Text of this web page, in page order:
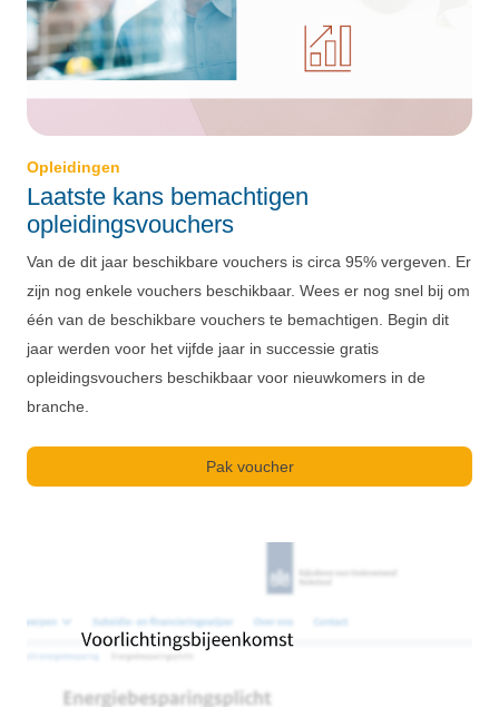
Opleidingen
Laatste kans bemachtigen
opleidingsvouchers
Van de dit jaar beschikbare vouchers is circa 95% vergeven. Er
zijn nog enkele vouchers beschikbaar. Wees er nog snel bij om
één van de beschikbare vouchers te bemachtigen. Begin dit
jaar werden voor het vijfde jaar in successie gratis
opleidingsvouchers beschikbaar voor nieuwkomers in de
branche.
Pak voucher